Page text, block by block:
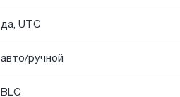
да, UTC
авто/ручной
BLC